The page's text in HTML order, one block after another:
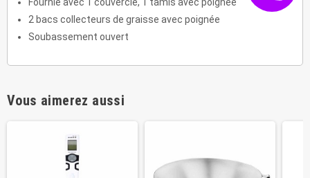
2 bacs collecteurs de graisse avec poignée
Soubassement ouvert
Vous aimerez aussi